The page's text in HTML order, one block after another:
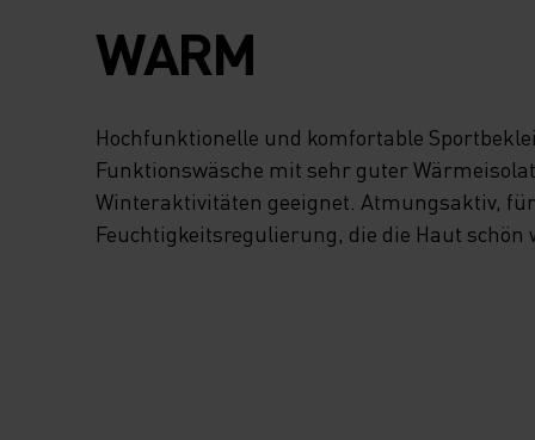
WARM
Hochfunktionelle und komfortable
Funktionswäsche mit sehr guter
Winteraktivitäten geeignet. Atmungsaktiv,
Feuchtigkeitsregulierung, die die Haut schön